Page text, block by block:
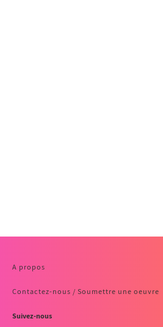
A propos
Contactez-nous / Soumettre une oeuvre
Suivez-nous